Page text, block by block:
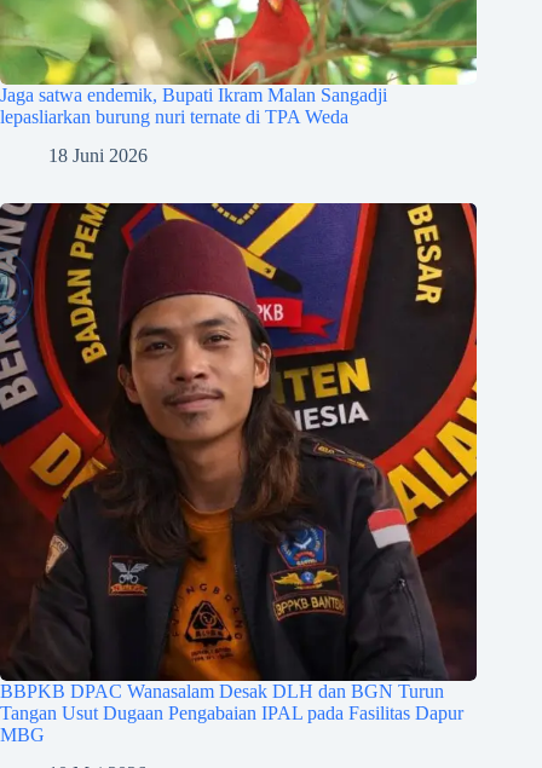
Jaga satwa endemik, Bupati Ikram Malan Sangadji
lepasliarkan burung nuri ternate di TPA Weda
18 Juni 2026
BBPKB DPAC Wanasalam Desak DLH dan BGN Turun
Tangan Usut Dugaan Pengabaian IPAL pada Fasilitas Dapur
MBG